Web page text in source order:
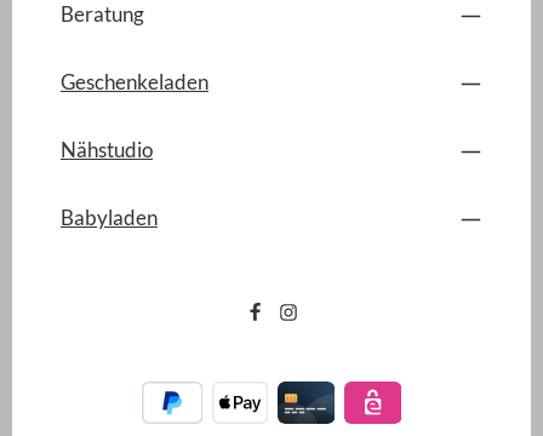
Beratung
Geschenkeladen
Nähstudio
Babyladen